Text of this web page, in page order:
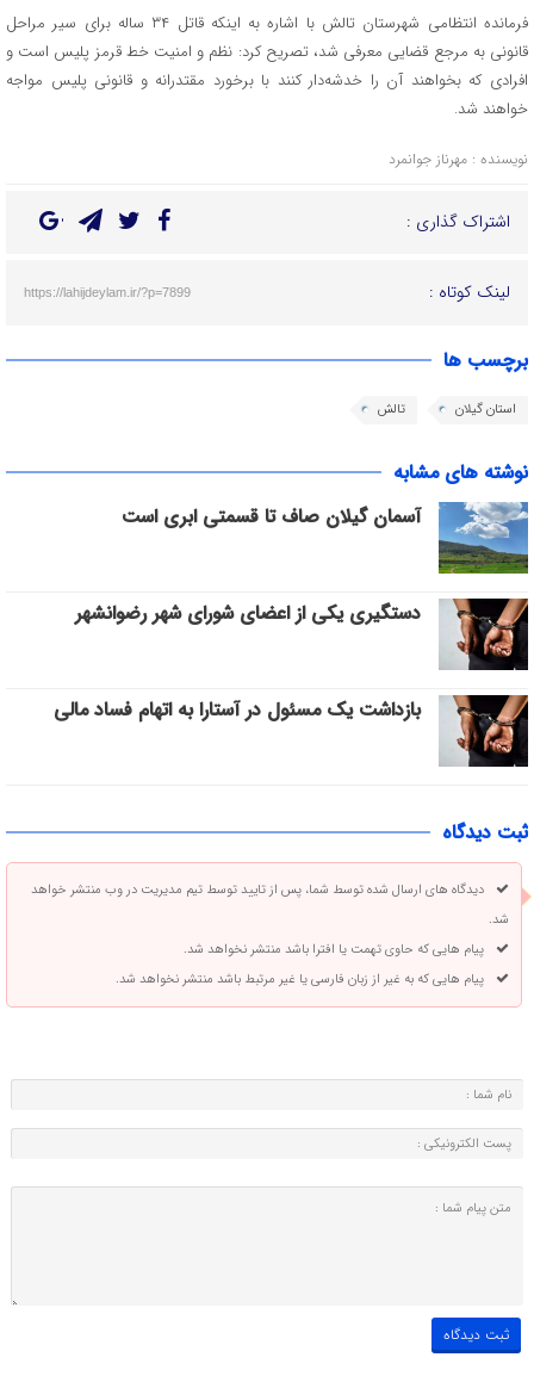
فرمانده انتظامی شهرستان تالش با اشاره به اینکه قاتل ۳۴ ساله برای سیر مراحل
قانونی به مرجع قضایی معرفی شد، تصریح کرد: نظم و امنیت خط قرمز پلیس است و
افرادی که بخواهند آن را خدشه‌دار کنند با برخورد مقتدرانه و قانونی پلیس مواجه
خواهند شد.
نویسنده : مهرناز جوانمرد
اشتراک گذاری :
لینک کوتاه : https://lahijdeylam.ir/?p=7899
برچسب ها
استان گیلان تالش
نوشته های مشابه
آسمان گیلان صاف تا قسمتی ابری است
دستگیری یکی از اعضای شورای شهر رضوانشهر
بازداشت یک مسئول در آستارا به اتهام فساد مالی
ثبت دیدگاه
دیدگاه های ارسال شده توسط شما، پس از تایید توسط تیم مدیریت در وب منتشر خواهد
شد.
پیام هایی که حاوی تهمت یا افترا باشد منتشر نخواهد شد.
پیام هایی که به غیر از زبان فارسی یا غیر مرتبط باشد منتشر نخواهد شد.